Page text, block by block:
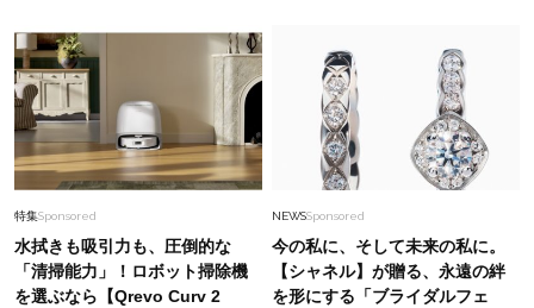
特集Sponsored
水拭きも吸引力も、圧倒的な
「清掃能力」！ロボット掃除機
を選ぶなら【Qrevo Curv 2
NEWSSponsored
今の私に、そして未来の私に。
【シャネル】が贈る、永遠の絆
を形にする「ブライダルフェ